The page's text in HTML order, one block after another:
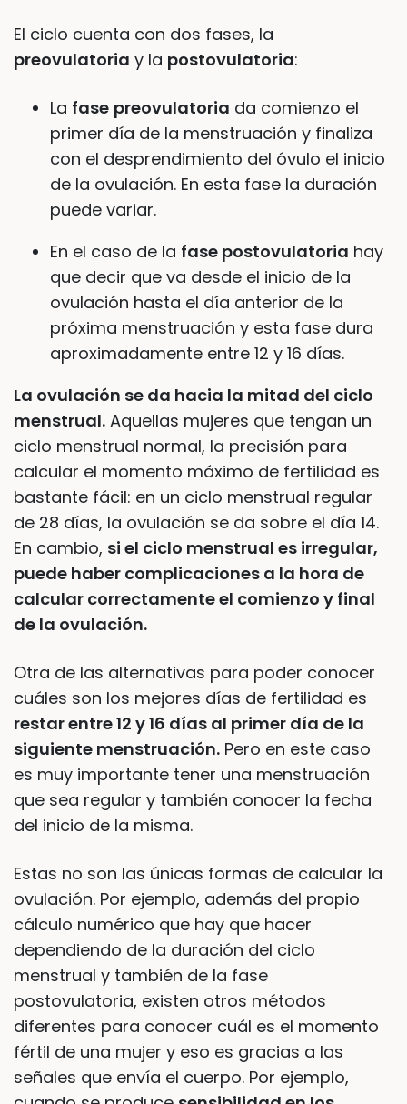
El ciclo cuenta con dos fases, la
preovulatoria y la postovulatoria:
La fase preovulatoria da comienzo el
primer día de la menstruación y finaliza
con el desprendimiento del óvulo el inicio
de la ovulación. En esta fase la duración
puede variar.
En el caso de la fase postovulatoria hay
que decir que va desde el inicio de la
ovulación hasta el día anterior de la
próxima menstruación y esta fase dura
aproximadamente entre 12 y 16 días.
La ovulación se da hacia la mitad del ciclo
menstrual. Aquellas mujeres que tengan un
ciclo menstrual normal, la precisión para
calcular el momento máximo de fertilidad es
bastante fácil: en un ciclo menstrual regular
de 28 días, la ovulación se da sobre el día 14.
En cambio, si el ciclo menstrual es irregular,
puede haber complicaciones a la hora de
calcular correctamente el comienzo y final
de la ovulación.
Otra de las alternativas para poder conocer
cuáles son los mejores días de fertilidad es
restar entre 12 y 16 días al primer día de la
siguiente menstruación. Pero en este caso
es muy importante tener una menstruación
que sea regular y también conocer la fecha
del inicio de la misma.
Estas no son las únicas formas de calcular la
ovulación. Por ejemplo, además del propio
cálculo numérico que hay que hacer
dependiendo de la duración del ciclo
menstrual y también de la fase
postovulatoria, existen otros métodos
diferentes para conocer cuál es el momento
fértil de una mujer y eso es gracias a las
señales que envía el cuerpo. Por ejemplo,